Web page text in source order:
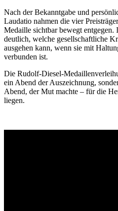
Nach der Bekanntgabe und
Laudatio nahmen die vier
Medaille sichtbar bewegt entgegen.
deutlich, welche gesellschaftliche
ausgehen kann, wenn sie mit
verbunden ist.
Die Rudolf-Diesel-
ein Abend der Auszeichnung,
Abend, der Mut machte – für die
liegen.